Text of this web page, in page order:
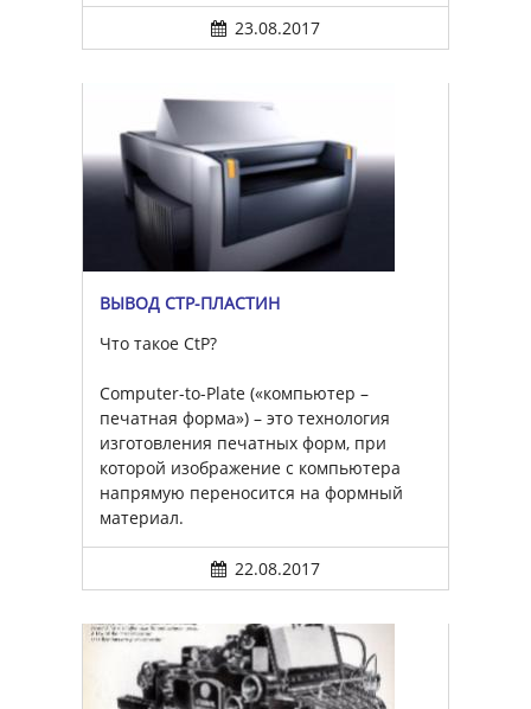
23.08.2017
ВЫВОД CTP-ПЛАСТИН
Что такое CtP?
Computer-to-Plate («компьютер –
печатная форма») – это технология
изготовления печатных форм, при
которой изображение с компьютера
напрямую переносится на формный
материал.
22.08.2017